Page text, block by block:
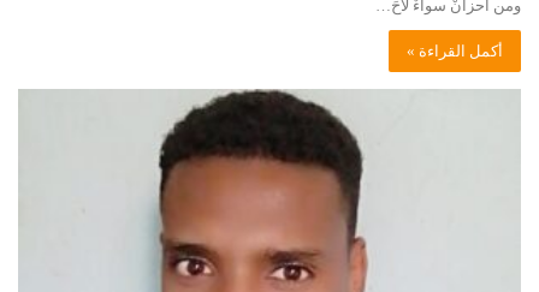
ومن أحزانْ سواءٌ لاحَ…
أكمل القراءة »